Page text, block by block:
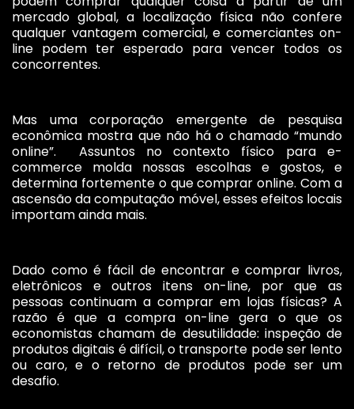
mercado global, a localização física não confere
qualquer vantagem comercial, e comerciantes on-
line podem ter esperado para vencer todos os
concorrentes.
Mas uma corporação emergente de pesquisa
econômica mostra que não há o chamado “mundo
online”. Assuntos no contexto físico para e-
commerce molda nossas escolhas e gostos, e
determina fortemente o que comprar online. Com a
ascensão da computação móvel, esses efeitos locais
importam ainda mais.
Dado como é fácil de encontrar e comprar livros,
eletrônicos e outros itens on-line, por que as
pessoas continuam a comprar em lojas físicas? A
razão é que a compra on-line gera o que os
economistas chamam de desutilidade: inspeção de
produtos digitais é difícil, o transporte pode ser lento
ou caro, e o retorno de produtos pode ser um
desafio.